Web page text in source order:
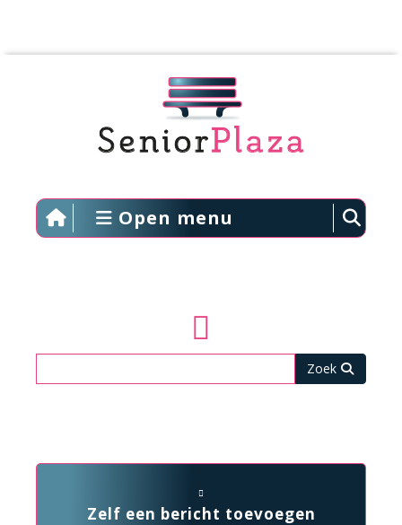
Open menu
Zelf een bericht toevoegen